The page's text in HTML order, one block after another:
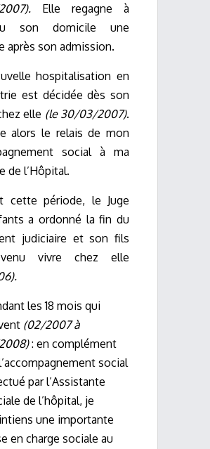
Elle regagne à
son domicile une
après son admission.
hospitalisation en
est décidée dès son
elle (le 30/03/2007).
alors le relais de mon
social à ma
de l’Hôpital.
cette période, le Juge
a ordonné la fin du
judiciaire et son fils
vivre chez elle
les 18 mois qui
(02/2007 à
: en complément
social
par l’Assistante
de l’hôpital, je
une importante
en charge sociale au